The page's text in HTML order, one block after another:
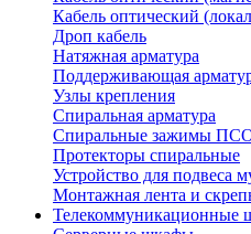
Кабель оптический
Дроп кабель
Натяжная арматура
Поддерживающая
Узлы крепления
Спиральная арматура
Спиральные зажимы
Протекторы спиральные
Устройство для подвеса
Монтажная лента и
Телекоммуникационные